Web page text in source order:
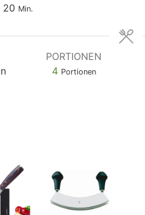
20 Min.
PORTIONEN
4 Portionen